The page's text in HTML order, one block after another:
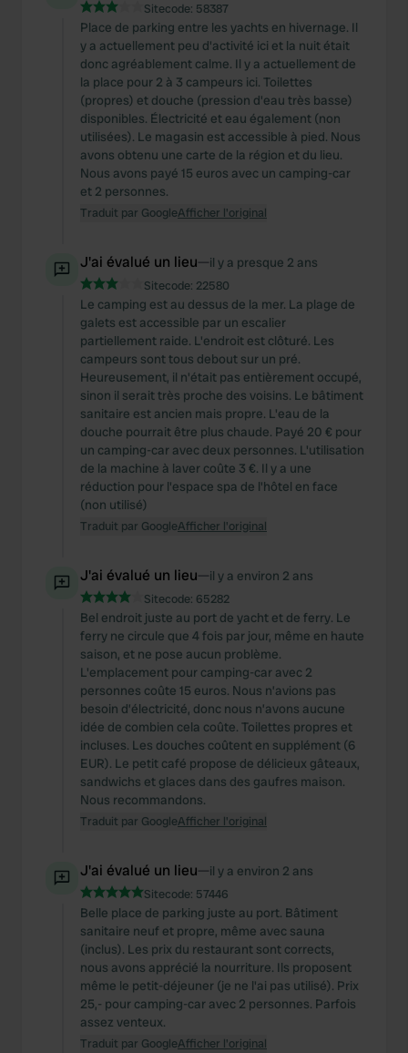
Sitecode: 58387
Place de parking entre les yachts en hivernage. Il
y a actuellement peu d'activité ici et la nuit était
donc agréablement calme. Il y a actuellement de
la place pour 2 à 3 campeurs ici. Toilettes
(propres) et douche (pression d'eau très basse)
disponibles. Électricité et eau également (non
utilisées). Le magasin est accessible à pied. Nous
avons obtenu une carte de la région et du lieu.
Nous avons payé 15 euros avec un camping-car
et 2 personnes.
Traduit par GoogleAfficher l'original
J'ai évalué un lieu—il y a presque 2 ans
Sitecode: 22580
Le camping est au dessus de la mer. La plage de
galets est accessible par un escalier
partiellement raide. L'endroit est clôturé. Les
campeurs sont tous debout sur un pré.
Heureusement, il n'était pas entièrement occupé,
sinon il serait très proche des voisins. Le bâtiment
sanitaire est ancien mais propre. L'eau de la
douche pourrait être plus chaude. Payé 20 € pour
un camping-car avec deux personnes. L'utilisation
de la machine à laver coûte 3 €. Il y a une
réduction pour l'espace spa de l'hôtel en face
(non utilisé)
Traduit par GoogleAfficher l'original
J'ai évalué un lieu—il y a environ 2 ans
Sitecode: 65282
Bel endroit juste au port de yacht et de ferry. Le
ferry ne circule que 4 fois par jour, même en haute
saison, et ne pose aucun problème.
L'emplacement pour camping-car avec 2
personnes coûte 15 euros. Nous n’avions pas
besoin d’électricité, donc nous n’avons aucune
idée de combien cela coûte. Toilettes propres et
incluses. Les douches coûtent en supplément (6
EUR). Le petit café propose de délicieux gâteaux,
sandwichs et glaces dans des gaufres maison.
Nous recommandons.
Traduit par GoogleAfficher l'original
J'ai évalué un lieu—il y a environ 2 ans
Sitecode: 57446
Belle place de parking juste au port. Bâtiment
sanitaire neuf et propre, même avec sauna
(inclus). Les prix du restaurant sont corrects,
nous avons apprécié la nourriture. Ils proposent
même le petit-déjeuner (je ne l'ai pas utilisé). Prix
25,- pour camping-car avec 2 personnes. Parfois
assez venteux.
Traduit par GoogleAfficher l'original